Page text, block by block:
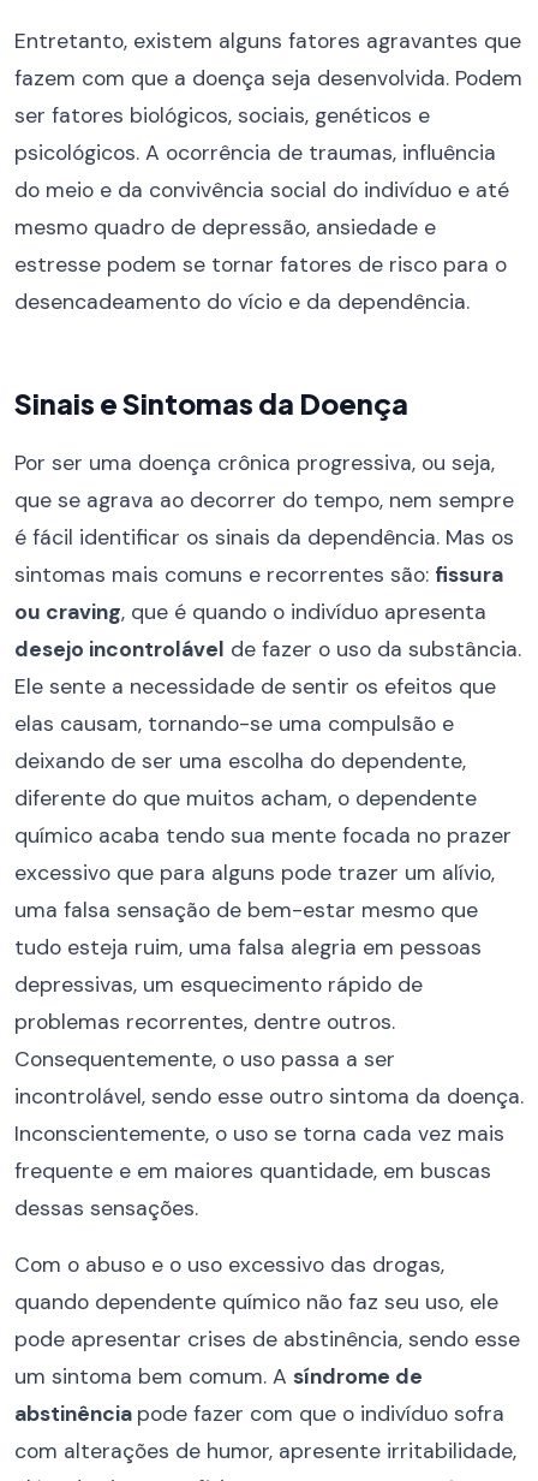
Entretanto, existem alguns fatores agravantes que
fazem com que a doença seja desenvolvida. Podem
ser fatores biológicos, sociais, genéticos e
psicológicos. A ocorrência de traumas, influência
do meio e da convivência social do indivíduo e até
mesmo quadro de depressão, ansiedade e
estresse podem se tornar fatores de risco para o
desencadeamento do vício e da dependência.
Sinais e Sintomas da Doença
Por ser uma doença crônica progressiva, ou seja,
que se agrava ao decorrer do tempo, nem sempre
é fácil identificar os sinais da dependência. Mas os
sintomas mais comuns e recorrentes são: fissura
ou craving, que é quando o indivíduo apresenta
desejo incontrolável de fazer o uso da substância.
Ele sente a necessidade de sentir os efeitos que
elas causam, tornando-se uma compulsão e
deixando de ser uma escolha do dependente,
diferente do que muitos acham, o dependente
químico acaba tendo sua mente focada no prazer
excessivo que para alguns pode trazer um alívio,
uma falsa sensação de bem-estar mesmo que
tudo esteja ruim, uma falsa alegria em pessoas
depressivas, um esquecimento rápido de
problemas recorrentes, dentre outros.
Consequentemente, o uso passa a ser
incontrolável, sendo esse outro sintoma da doença.
Inconscientemente, o uso se torna cada vez mais
frequente e em maiores quantidade, em buscas
dessas sensações.
Com o abuso e o uso excessivo das drogas,
quando dependente químico não faz seu uso, ele
pode apresentar crises de abstinência, sendo esse
um sintoma bem comum. A síndrome de
abstinência pode fazer com que o indivíduo sofra
com alterações de humor, apresente irritabilidade,